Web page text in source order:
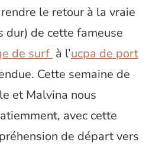
le retour à la vraie
dur) de cette fameuse
de surf à l’ucpa de port
Cette semaine de
et Malvina nous
avec cette
de départ vers